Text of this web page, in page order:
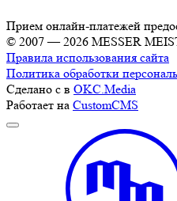
Прием онлайн-платежей
© 2007 — 2026 MESSER
Правила использования сайта
Политика обработки
Сделано с в OKC.Media
Работает на CustomCMS